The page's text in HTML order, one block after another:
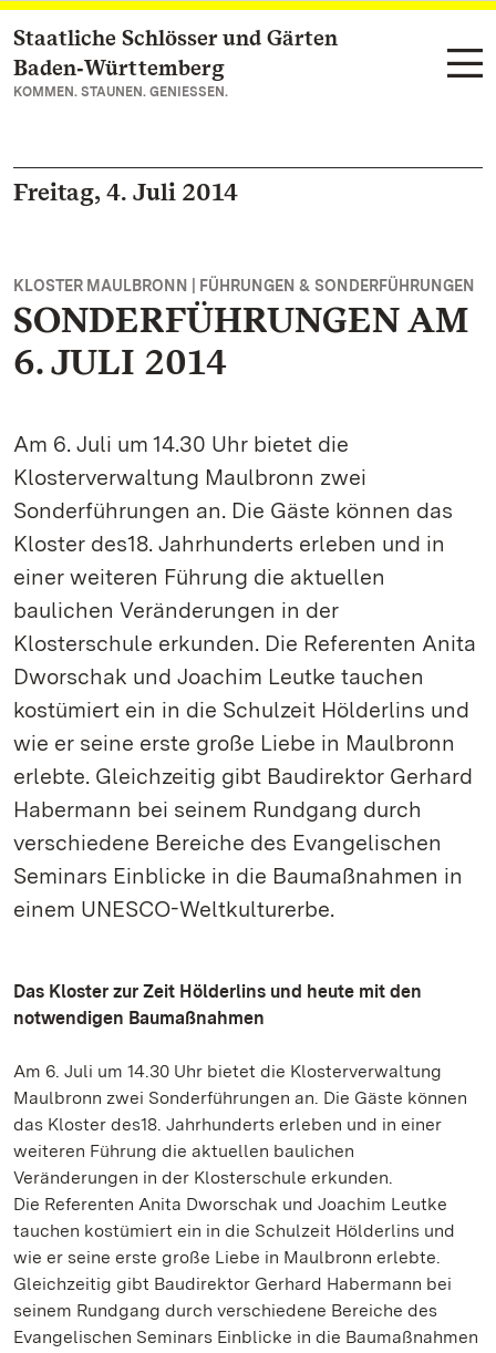
Zum Hauptinhalt springen
Staatliche Schlösser und Gärten
Baden‑Württemberg
KOMMEN. STAUNEN. GENIESSEN.
Freitag, 4. Juli 2014
KLOSTER MAULBRONN | FÜHRUNGEN & SONDERFÜHRUNGEN
SONDERFÜHRUNGEN AM
6. JULI 2014
Am 6. Juli um 14.30 Uhr bietet die
Klosterverwaltung Maulbronn zwei
Sonderführungen an. Die Gäste können das
Kloster des18. Jahrhunderts erleben und in
einer weiteren Führung die aktuellen
baulichen Veränderungen in der
Klosterschule erkunden. Die Referenten Anita
Dworschak und Joachim Leutke tauchen
kostümiert ein in die Schulzeit Hölderlins und
wie er seine erste große Liebe in Maulbronn
erlebte. Gleichzeitig gibt Baudirektor Gerhard
Habermann bei seinem Rundgang durch
verschiedene Bereiche des Evangelischen
Seminars Einblicke in die Baumaßnahmen in
einem UNESCO-Weltkulturerbe.
Das Kloster zur Zeit Hölderlins und heute mit den
notwendigen Baumaßnahmen
Am 6. Juli um 14.30 Uhr bietet die Klosterverwaltung
Maulbronn zwei Sonderführungen an. Die Gäste können
das Kloster des18. Jahrhunderts erleben und in einer
weiteren Führung die aktuellen baulichen
Veränderungen in der Klosterschule erkunden.
Die Referenten Anita Dworschak und Joachim Leutke
tauchen kostümiert ein in die Schulzeit Hölderlins und
wie er seine erste große Liebe in Maulbronn erlebte.
Gleichzeitig gibt Baudirektor Gerhard Habermann bei
seinem Rundgang durch verschiedene Bereiche des
Evangelischen Seminars Einblicke in die Baumaßnahmen